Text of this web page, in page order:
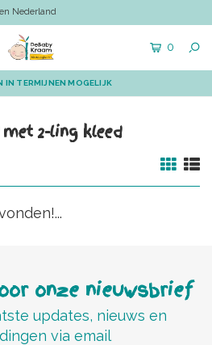
Nederland
0
IN TERMIJNEN MOGELIJK
2-ling kleed
onze nieuwsbrief
updates, nieuws en
via email